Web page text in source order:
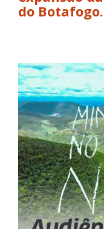
do Botafogo.